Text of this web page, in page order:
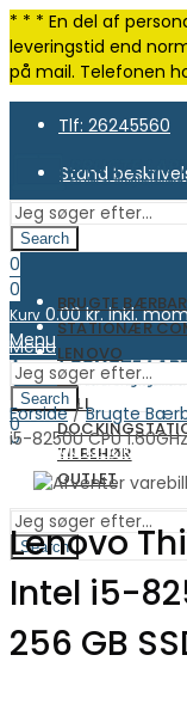
* * * En del af
leveringstid end
på mail. Telefonen
Tlf: 26245560
Stand
Search
0
0
Kurv 0.00kr. inkl.
Menu
0
0
0.00kr. inkl. moms
BRUGTE
STATIONÆR
LENOVO
HP
DELL
TILBEHØR
OUTLET
Search
Menu
Search
0
Kurv 0.00kr. inkl.
Forside/Brugte
i5-8250U CPU
Lenovo
Intel i5-
256 GB